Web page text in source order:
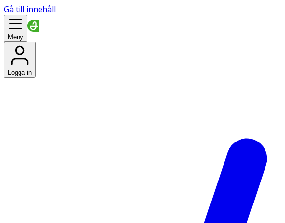
Gå till innehåll
Meny
Logga in